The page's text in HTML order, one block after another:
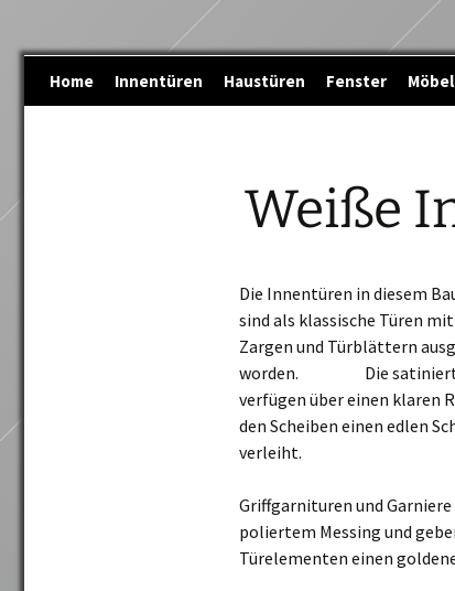
Home Innentüren Haustüren Fenster Möbel
Weiße
Die Innentüren in diesem
sind als klassische Türen
Zargen und Türblättern
worden. Die
verfügen über einen klaren
den Scheiben einen edlen
verleiht.
Griffgarnituren und Garniere
poliertem Messing und
Türelementen einen